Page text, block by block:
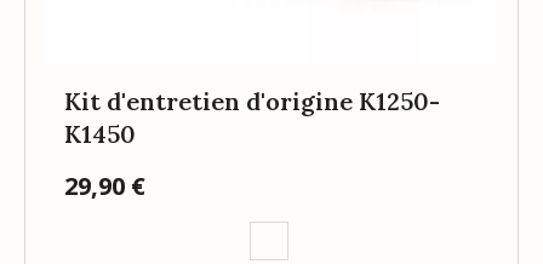
Kit d'entretien d'origine K1250-
K1450
Prix
29,90 €